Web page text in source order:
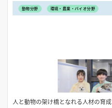
動物分野 環境・農業・バイオ分野
人と動物の架け橋となれる人材の育成